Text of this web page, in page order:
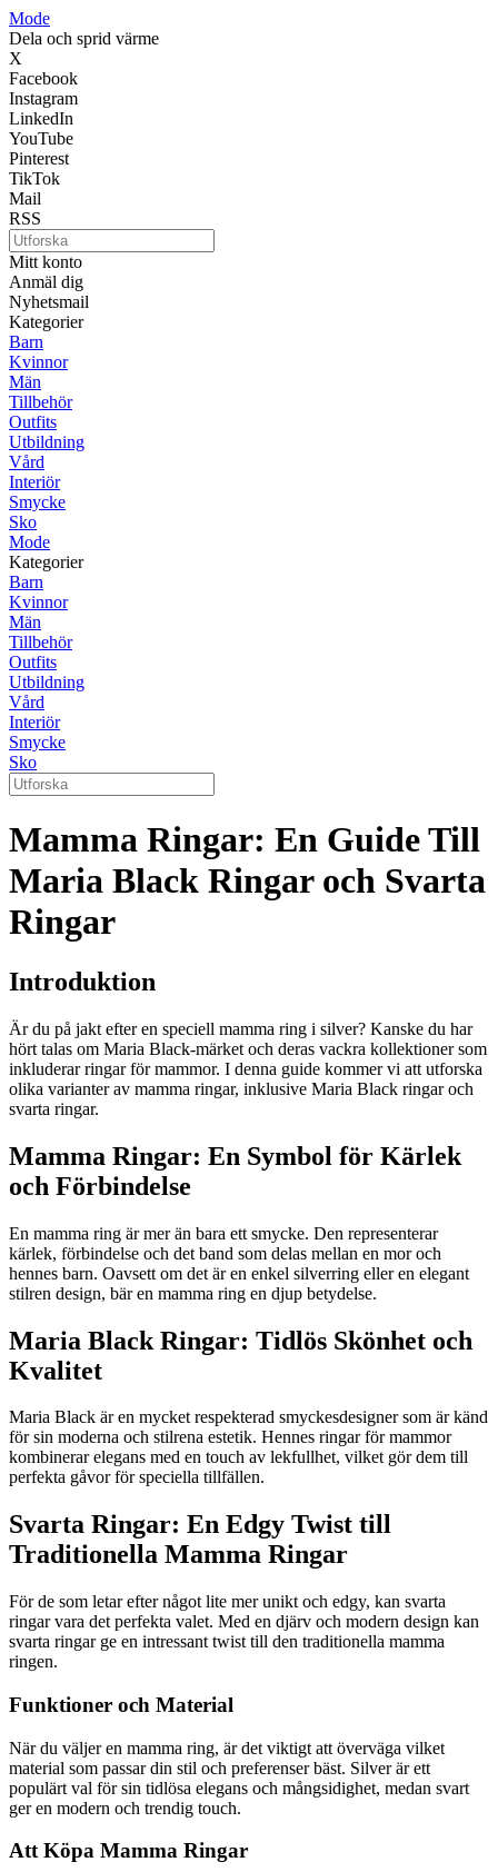
Mode
Dela och sprid värme
X
Facebook
Instagram
LinkedIn
YouTube
Pinterest
TikTok
Mail
RSS
Mitt konto
Anmäl dig
Nyhetsmail
Kategorier
Barn
Kvinnor
Män
Tillbehör
Outfits
Utbildning
Vård
Interiör
Smycke
Sko
Mode
Kategorier
Barn
Kvinnor
Män
Tillbehör
Outfits
Utbildning
Vård
Interiör
Smycke
Sko
Mamma Ringar: En Guide Till
Maria Black Ringar och Svarta
Ringar
Introduktion
Är du på jakt efter en speciell mamma ring i silver? Kanske du har
hört talas om Maria Black-märket och deras vackra kollektioner som
inkluderar ringar för mammor. I denna guide kommer vi att utforska
olika varianter av mamma ringar, inklusive Maria Black ringar och
svarta ringar.
Mamma Ringar: En Symbol för Kärlek
och Förbindelse
En mamma ring är mer än bara ett smycke. Den representerar
kärlek, förbindelse och det band som delas mellan en mor och
hennes barn. Oavsett om det är en enkel silverring eller en elegant
stilren design, bär en mamma ring en djup betydelse.
Maria Black Ringar: Tidlös Skönhet och
Kvalitet
Maria Black är en mycket respekterad smyckesdesigner som är känd
för sin moderna och stilrena estetik. Hennes ringar för mammor
kombinerar elegans med en touch av lekfullhet, vilket gör dem till
perfekta gåvor för speciella tillfällen.
Svarta Ringar: En Edgy Twist till
Traditionella Mamma Ringar
För de som letar efter något lite mer unikt och edgy, kan svarta
ringar vara det perfekta valet. Med en djärv och modern design kan
svarta ringar ge en intressant twist till den traditionella mamma
ringen.
Funktioner och Material
När du väljer en mamma ring, är det viktigt att överväga vilket
material som passar din stil och preferenser bäst. Silver är ett
populärt val för sin tidlösa elegans och mångsidighet, medan svart
ger en modern och trendig touch.
Att Köpa Mamma Ringar